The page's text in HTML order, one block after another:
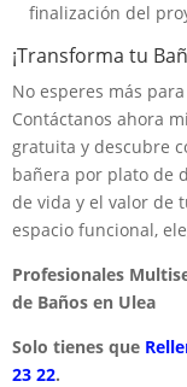
finalización del
¡Transforma tu
No esperes más
Contáctanos ahora
gratuita y descubre
bañera por plato de
de vida y el valor de
espacio funcional,
Profesionales
de Baños en Ulea
Solo tienes que
23 22.